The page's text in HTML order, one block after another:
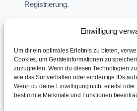
Einwilligung
Um dir ein optimales Erlebnis zu bieten,
Cookies, um Geräteinformationen zu
zuzugreifen. Wenn du diesen Technologien
wie das Surfverhalten oder eindeutige IDs
Wenn du deine Einwilligung nicht erteilst oder
bestimmte Merkmale und Funktionen
Registrierung.
Sichere dir exklusive Angebote
Baustellen-Tipps direkt in dein
✉ Zur Anmeldung